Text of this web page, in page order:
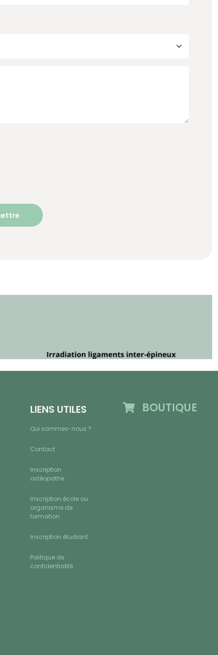
LIENS UTILES
Qui sommes-nous ?
Contact
Inscription
ostéopathe
Inscription école ou
organisme de
formation
Inscription étudiant
Politique de
confidentialité
BOUTIQUE